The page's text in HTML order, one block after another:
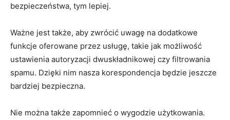
bezpieczeństwa, tym lepiej.
Ważne jest także, aby zwrócić uwagę na dodatkowe
funkcje oferowane przez usługę, takie jak możliwość
ustawienia autoryzacji dwuskładnikowej czy filtrowania
spamu. Dzięki nim nasza korespondencja będzie jeszcze
bardziej bezpieczna.
Nie można także zapomnieć o wygodzie użytkowania.